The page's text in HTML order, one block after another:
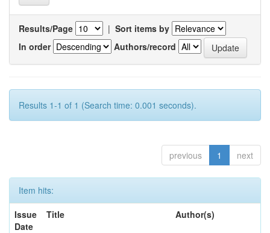
Results/Page | Sort items by
In order
Authors/record
Results 1-1 of 1 (Search time: 0.001 seconds).
previous 1 next
Item hits:
Issue
Date
Title Author(s)